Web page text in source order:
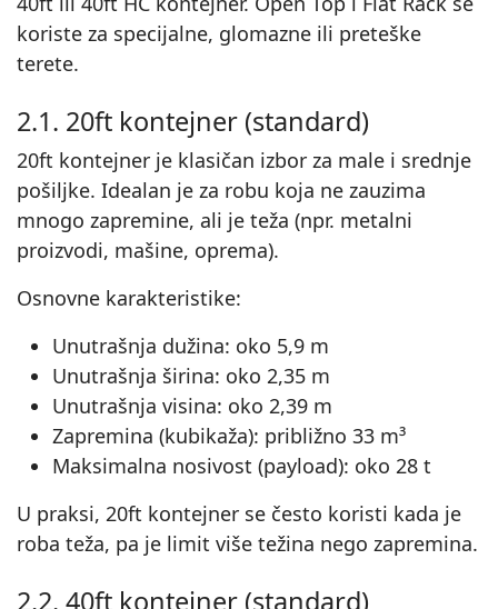
koriste za specijalne, glomazne ili preteške
terete.
2.1. 20ft kontejner (standard)
20ft kontejner je klasičan izbor za male i srednje
pošiljke. Idealan je za robu koja ne zauzima
mnogo zapremine, ali je teža (npr. metalni
proizvodi, mašine, oprema).
Osnovne karakteristike:
Unutrašnja dužina: oko 5,9 m
Unutrašnja širina: oko 2,35 m
Unutrašnja visina: oko 2,39 m
Zapremina (kubikaža): približno 33 m³
Maksimalna nosivost (payload): oko 28 t
U praksi, 20ft kontejner se često koristi kada je
roba teža, pa je limit više težina nego zapremina.
2.2. 40ft kontejner (standard)